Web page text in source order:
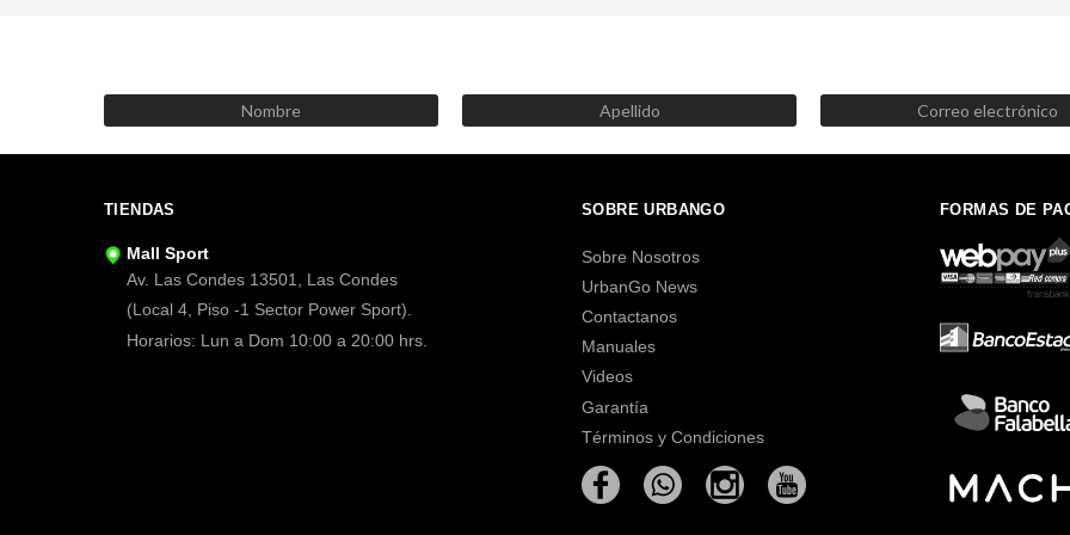
TIENDAS
Mall Sport
Av. Las Condes 13501, Las Condes
(Local 4, Piso -1 Sector Power Sport).
Horarios: Lun a Dom 10:00 a 20:00 hrs.
SOBRE URBANGO
Sobre Nosotros
UrbanGo News
Contactanos
Manuales
Videos
Garantía
Términos y Condiciones
FORMAS DE